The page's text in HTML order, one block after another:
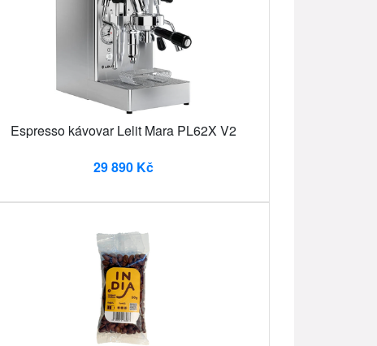
Espresso kávovar Lelit Mara PL62X V2
29 890 Kč